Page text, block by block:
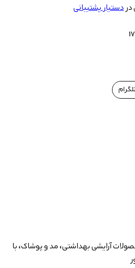
دستیار پشتیبانی
آرایشی بهداشتی، مد و پوشاک، با